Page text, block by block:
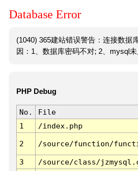
Database Error
(1040) 365建站错误警告：连接数据
因：1、数据库密码不对; 2、mysql未
PHP Debug
No. File
1
/index.php
2 /source/function/
3 /source/class/